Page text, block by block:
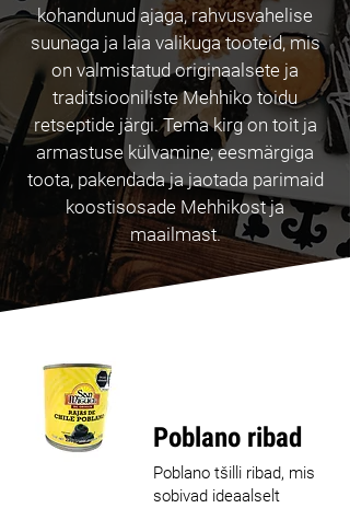
kohandunud ajaga, rahvusvahelise
suunaga ja laia valikuga tooteid, mis
on valmistatud originaalsete ja
traditsiooniliste Mehhiko toidu
retseptide järgi. Tema kirg on toit ja
armastuse külvamine; eesmärgiga
toota, pakendada ja jaotada parimaid
koostisosade Mehhikost ja
maailmast.
Poblano ribad
Poblano tšilli ribad, mis
sobivad ideaalselt